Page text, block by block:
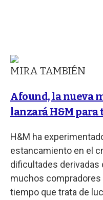
MIRA TAMBIÉN
Afound, la nueva
lanzará H&M
H&M ha
estancamiento en el
dificultades derivadas
muchos compradores
tiempo que trata de